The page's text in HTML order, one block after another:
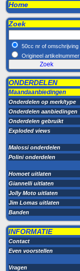
Home
Zoek
50cc nr of omschrijving
Origineel artikelnummer
ONDERDELEN
Maandaanbiedingen
Onderdelen op merk/type
Onderdelen aanbiedingen
Onderdelen gebruikt
Exploded views
Malossi onderdelen
Polini onderdelen
Homoet uitlaten
Giannelli uitlaten
Jolly Moto uitlaten
Jim Lomas uitlaten
Banden
INFORMATIE
Contact
Even voorstellen
Vragen